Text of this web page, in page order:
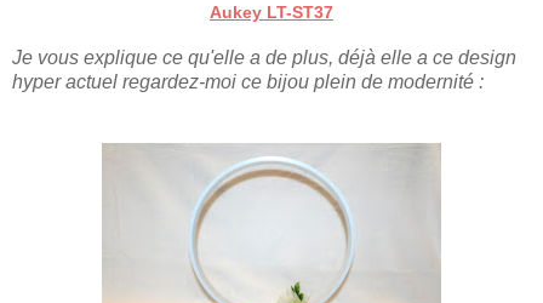
Aukey LT-ST37
Je vous explique ce qu'elle a de plus, déjà elle a ce design
hyper actuel regardez-moi ce bijou plein de modernité :